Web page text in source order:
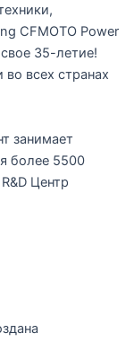
CFMOTO Power
35-летие!
всех странах
занимает
более 5500
Центр